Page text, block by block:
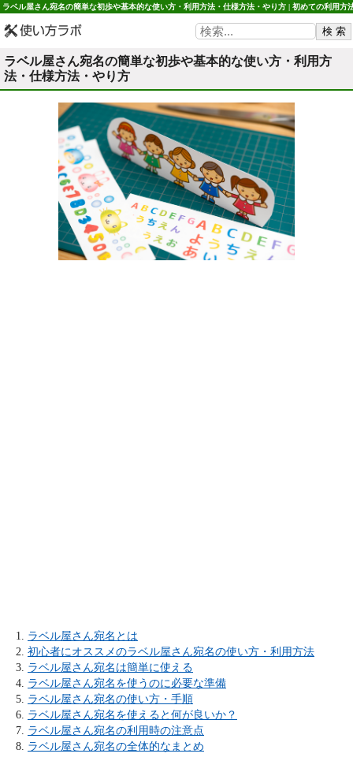
ラベル屋さん宛名の簡単な初歩や基本的な使い方・利用方法・仕様方法・やり方 | 初めての利用方
ラベル屋さん宛名の簡単な初歩や基本的な使い方・利用方
法・仕様方法・やり方
ラベル屋さん宛名とは
初心者にオススメのラベル屋さん宛名の使い方・利用方法
ラベル屋さん宛名は簡単に使える
ラベル屋さん宛名を使うのに必要な準備
ラベル屋さん宛名の使い方・手順
ラベル屋さん宛名を使えると何が良いか？
ラベル屋さん宛名の利用時の注意点
ラベル屋さん宛名の全体的なまとめ